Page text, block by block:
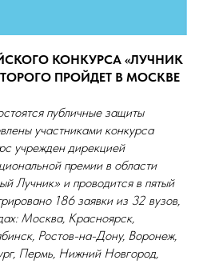
КОНКУРСА «ЛУЧНИК
ПРОЙДЕТ В МОСКВЕ
публичные защиты
участниками конкурса
учрежден дирекцией
премии в области
Лучник» и проводится в пятый
186 заявки из 32 вузов,
Москва, Красноярск,
Ростов-на-Дону, Воронеж,
Пермь, Нижний Новгород,